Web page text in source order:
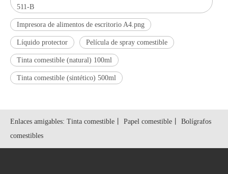
511-B
Impresora de alimentos de escritorio A4.png
Líquido protector Película de spray comestible
Tinta comestible (natural) 100ml
Tinta comestible (sintético) 500ml
Enlaces amigables: Tinta comestible Papel comestible
Bolígrafos
comestibles